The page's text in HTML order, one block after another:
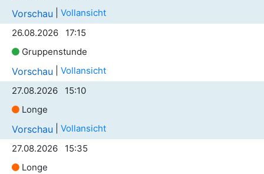
Vorschau
Vollansicht
26.08.2026 17:15
Gruppenstunde
Vorschau
Vollansicht
27.08.2026 15:10
Longe
Vorschau
Vollansicht
27.08.2026 15:35
Longe